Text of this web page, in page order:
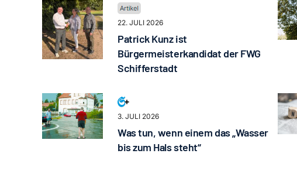
22. JULI 2026
Patrick Kunz ist
Bürgermeisterkandidat der FWG
Schifferstadt
3. JULI 2026
Was tun, wenn einem das „Wasser
bis zum Hals steht“